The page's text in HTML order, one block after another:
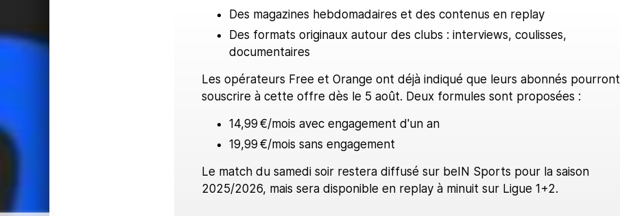
Des magazines hebdomadaires et des contenus en replay
Des formats originaux autour des clubs : interviews, coulisses,
documentaires
Les opérateurs Free et Orange ont déjà indiqué que leurs abonnés pourront
souscrire à cette offre dès le 5 août. Deux formules sont proposées :
14,99 €/mois avec engagement d'un an
19,99 €/mois sans engagement
Le match du samedi soir restera diffusé sur beIN Sports pour la saison
2025/2026, mais sera disponible en replay à minuit sur Ligue 1+2.